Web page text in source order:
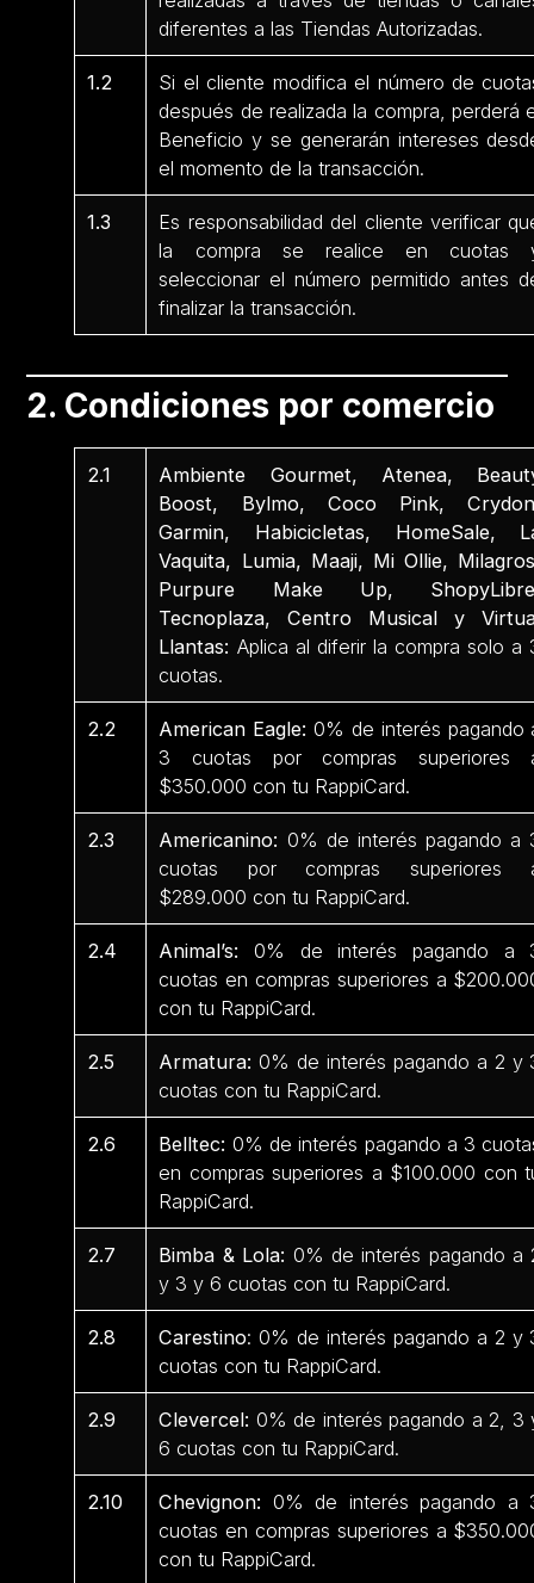
diferentes a las Tiendas Autorizadas.
1.2
Si el cliente modifica el número de
después de realizada la compra, perderá
Beneficio y se generarán intereses
el momento de la transacción.
1.3
Es responsabilidad del cliente verificar
la compra se realice en cuotas
seleccionar el número permitido antes
finalizar la transacción.
2. Condiciones por comercio
2.1
Ambiente Gourmet, Atenea,
Boost, Bylmo, Coco Pink,
Garmin, Habicicletas, HomeSale,
Vaquita, Lumia, Maaji, Mi Ollie,
Purpure Make Up,
Tecnoplaza, Centro Musical y
Llantas: Aplica al diferir la compra solo a
cuotas.
2.2 American Eagle:0% de interés pagando
3 cuotas por compras superiores
$350.000 con tu RappiCard.
2.3 Americanino: 0% de interés pagando a
cuotas por compras superiores
$289.000 con tu RappiCard.
2.4 Animal’s:0% de interés pagando a
cuotas en compras superiores a
con tu RappiCard.
2.5 Armatura: 0% de interés pagando a 2 y
cuotas con tu RappiCard.
2.6 Belltec: 0% de interés pagando a 3
en compras superiores a $100.000 con
RappiCard.
2.7 Bimba & Lola: 0% de interés pagando a
y 3 y 6 cuotas con tu RappiCard.
2.8 Carestino: 0% de interés pagando a 2 y
cuotas con tu RappiCard.
2.9 Clevercel: 0% de interés pagando a 2, 3
6 cuotas con tu RappiCard.
2.10 Chevignon: 0% de interés pagando a
cuotas en compras superiores a
con tu RappiCard.